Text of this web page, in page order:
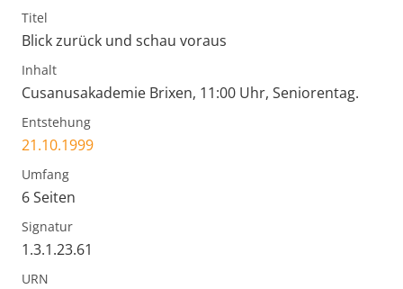
Titel
Blick zurück und schau voraus
Inhalt
Cusanusakademie Brixen, 11:00 Uhr, Seniorentag.
Entstehung
21.10.1999
Umfang
6 Seiten
Signatur
1.3.1.23.61
URN